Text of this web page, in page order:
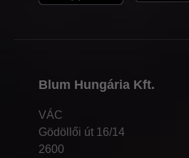
Blum Hungária Kft.
VÁC
Gödöllői út 16/14
2600